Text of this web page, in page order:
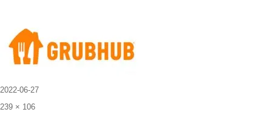
投
稿
2022-06-27
フ
239 × 106